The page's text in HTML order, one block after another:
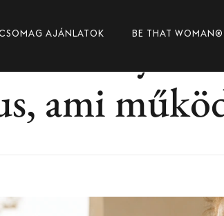
AJÁNLATOK BE THAT WOMAN®
mély
ami